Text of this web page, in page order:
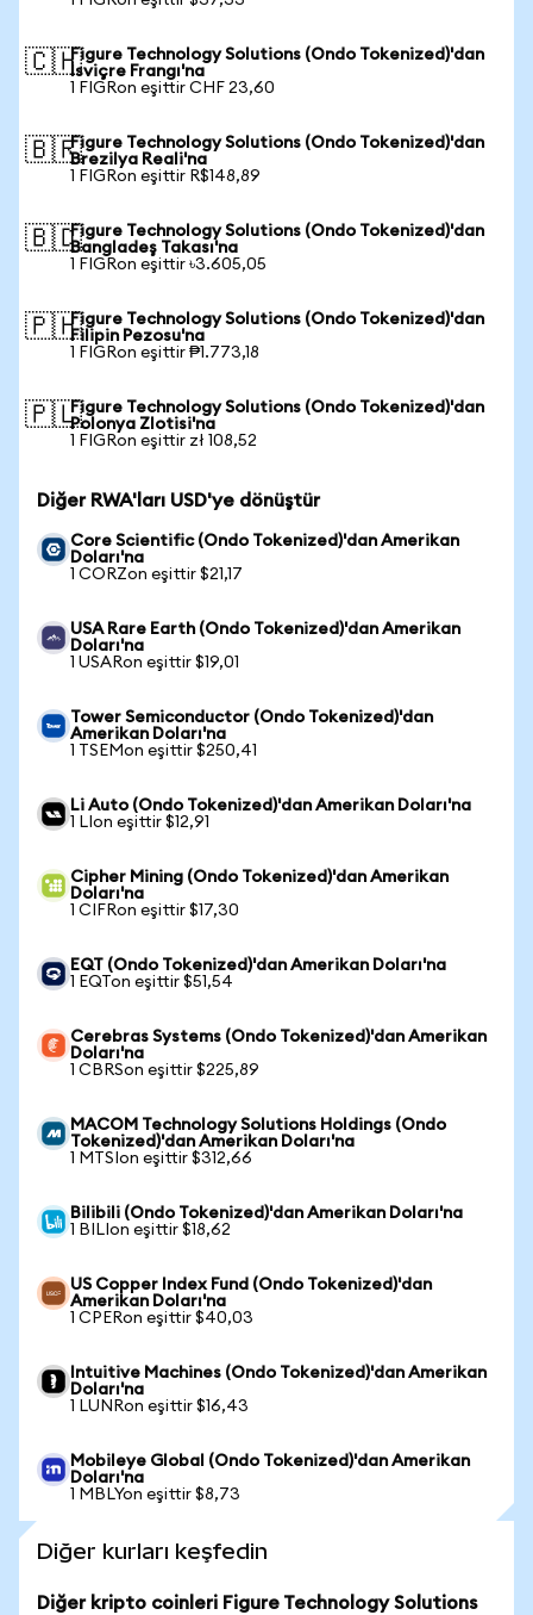
🇨🇭Figure Technology Solutions (Ondo Tokenized)'dan
İsviçre Frangı'na
1 FIGRon eşittir CHF 23,60
🇧🇷Figure Technology Solutions (Ondo Tokenized)'dan
Brezilya Reali'na
1 FIGRon eşittir R$148,89
🇧🇩Figure Technology Solutions (Ondo Tokenized)'dan
Bangladeş Takası'na
1 FIGRon eşittir ৳3.605,05
🇵🇭Figure Technology Solutions (Ondo Tokenized)'dan
Filipin Pezosu'na
1 FIGRon eşittir ₱1.773,18
🇵🇱Figure Technology Solutions (Ondo Tokenized)'dan
Polonya Zlotisi'na
1 FIGRon eşittir zł 108,52
Diğer RWA'ları USD'ye dönüştür
Core Scientific (Ondo Tokenized)'dan Amerikan
Doları'na
1 CORZon eşittir $21,17
USA Rare Earth (Ondo Tokenized)'dan Amerikan
Doları'na
1 USARon eşittir $19,01
Tower Semiconductor (Ondo Tokenized)'dan
Amerikan Doları'na
1 TSEMon eşittir $250,41
Li Auto (Ondo Tokenized)'dan Amerikan Doları'na
1 LIon eşittir $12,91
Cipher Mining (Ondo Tokenized)'dan Amerikan
Doları'na
1 CIFRon eşittir $17,30
EQT (Ondo Tokenized)'dan Amerikan Doları'na
1 EQTon eşittir $51,54
Cerebras Systems (Ondo Tokenized)'dan Amerikan
Doları'na
1 CBRSon eşittir $225,89
MACOM Technology Solutions Holdings (Ondo
Tokenized)'dan Amerikan Doları'na
1 MTSIon eşittir $312,66
Bilibili (Ondo Tokenized)'dan Amerikan Doları'na
1 BILIon eşittir $18,62
US Copper Index Fund (Ondo Tokenized)'dan
Amerikan Doları'na
1 CPERon eşittir $40,03
Intuitive Machines (Ondo Tokenized)'dan Amerikan
Doları'na
1 LUNRon eşittir $16,43
Mobileye Global (Ondo Tokenized)'dan Amerikan
Doları'na
1 MBLYon eşittir $8,73
Diğer kurları keşfedin
Diğer kripto coinleri Figure Technology Solutions